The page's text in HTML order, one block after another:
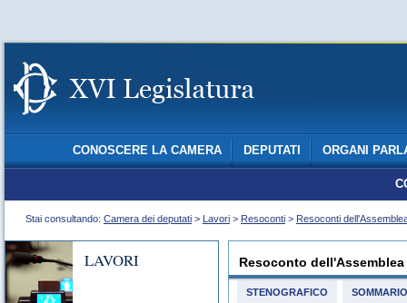
CONOSCERE LA CAMERA DEPUTATI ORGANI
Stai consultando: Camera dei deputati > Lavori > Resoconti > Resoconti
LAVORI Resoconto dell'Assemblea
STENOGRAFICO SOMMARIO